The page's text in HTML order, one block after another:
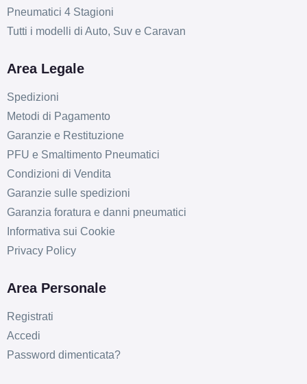
Pneumatici 4 Stagioni
Tutti i modelli di Auto, Suv e Caravan
Area Legale
Spedizioni
Metodi di Pagamento
Garanzie e Restituzione
PFU e Smaltimento Pneumatici
Condizioni di Vendita
Garanzie sulle spedizioni
Garanzia foratura e danni pneumatici
Informativa sui Cookie
Privacy Policy
Area Personale
Registrati
Accedi
Password dimenticata?